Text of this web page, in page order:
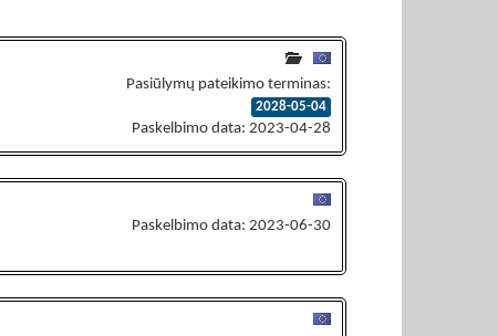
Pasiūlymų pateikimo terminas:
2028-05-04
Paskelbimo data: 2023-04-28
Paskelbimo data: 2023-06-30